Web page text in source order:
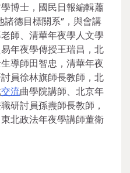
博士，國民日報編輯蕭
德目標關系”，與會講
師、清華年夜學人文學
年夜學傳授王瑞昌，北
導師田智忠，清華年夜
員徐林旗師長教師，北
交流曲學院講師、北京年
研討員孫燾師長教師，
北政法年夜學講師董衛